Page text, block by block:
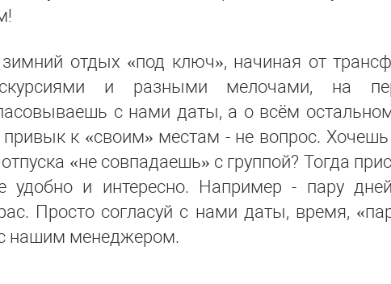
отдых «под ключ», начиная от
и разными мелочами, на
с нами даты, а о всём
к «своим» местам - не вопрос.
«не совпадаешь» с группой? Тогда
удобно и интересно. Например - пару
Просто согласуй с нами даты, время,
нашим менеджером.